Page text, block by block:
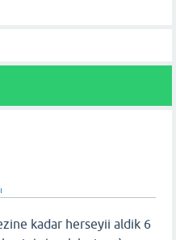
kadar herseyii aldik 6